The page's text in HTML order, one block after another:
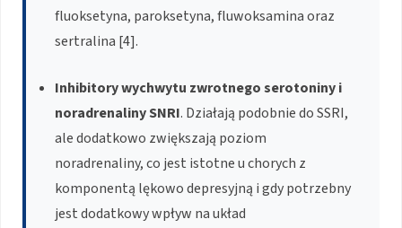
fluoksetyna, paroksetyna, fluwoksamina oraz
sertralina [4].
Inhibitory wychwytu zwrotnego serotoniny i
noradrenaliny SNRI. Działają podobnie do SSRI,
ale dodatkowo zwiększają poziom
noradrenaliny, co jest istotne u chorych z
komponentą lękowo depresyjną i gdy potrzebny
jest dodatkowy wpływ na układ